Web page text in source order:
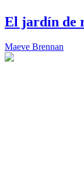
El jardín de
Maeve Brennan